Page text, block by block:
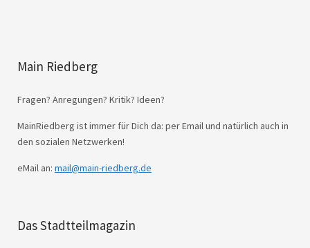
Main Riedberg
Fragen? Anregungen? Kritik? Ideen?
MainRiedberg ist immer für Dich da: per Email und natürlich auch in
den sozialen Netzwerken!
eMail an: mail@main-riedberg.de
Das Stadtteilmagazin